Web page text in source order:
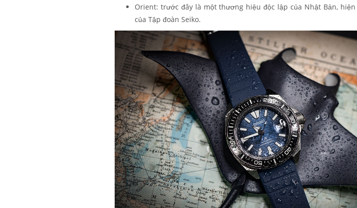
Orient: trước đây là một thương hiệu độc lập của Nhật Bản,
của Tập đoàn Seiko.